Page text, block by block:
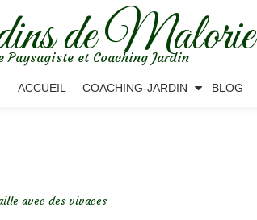
de Malorie
Paysagiste et Coaching Jardin
ACCUEIL COACHING-JARDIN BLOG
avec des vivaces